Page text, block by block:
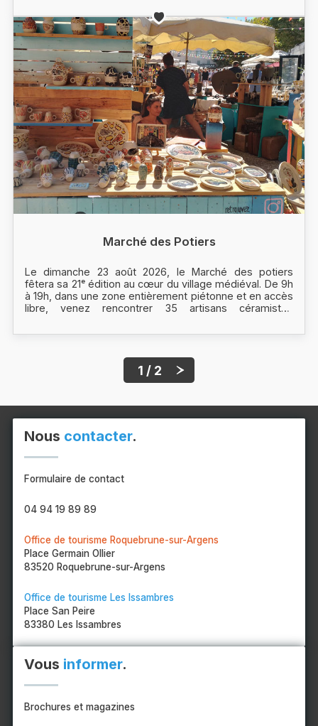
Marché des Potiers
Le dimanche 23 août 2026, le Marché des potiers
fêtera sa 21ᵉ édition au cœur du village médiéval. De 9h
à 19h, dans une zone entièrement piétonne et en accès
libre, venez rencontrer 35 artisans céramistes
1 / 2
Nous contacter.
Formulaire de contact
04 94 19 89 89
Office de tourisme Roquebrune-sur-Argens
Place Germain Ollier
83520 Roquebrune-sur-Argens
Office de tourisme Les Issambres
Place San Peire
83380 Les Issambres
Vous informer.
Brochures et magazines